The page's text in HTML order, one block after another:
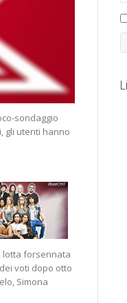
sondaggio
gli utenti hanno
lotta forsennata
voti dopo otto
Simona